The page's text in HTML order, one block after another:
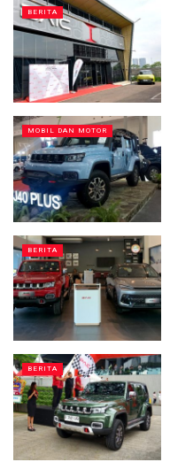
BERITA
MOBIL DAN MOTOR
BERITA
BERITA